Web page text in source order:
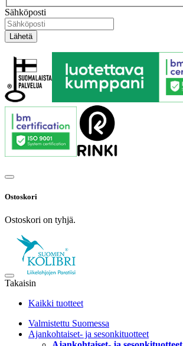
Sähköposti
Ostoskori
Ostoskori on tyhjä.
Takaisin
Kaikki tuotteet
Valmistettu Suomessa
Ajankohtaiset- ja sesonkituotteet